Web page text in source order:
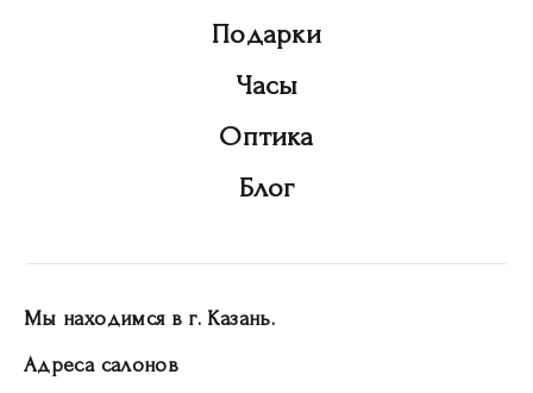
Подарки
Часы
Оптика
Блог
Мы находимся в г. Казань.
Адреса салонов